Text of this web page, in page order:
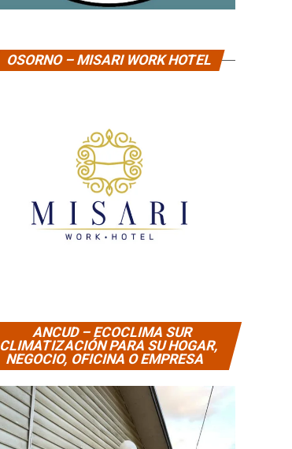
OSORNO – MISARI WORK HOTEL
ANCUD – ECOCLIMA SUR
CLIMATIZACIÓN PARA SU HOGAR,
NEGOCIO, OFICINA O EMPRESA